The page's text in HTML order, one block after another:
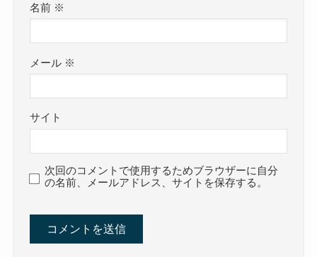
名前 ※
メール ※
サイト
次回のコメントで使用するためブラウザーに自分
の名前、メールアドレス、サイトを保存する。